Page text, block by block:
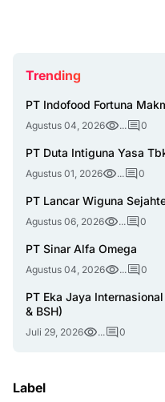
Trending
PT Indofood Fortuna
Agustus 04, 2026 ... 0
PT Duta Intiguna Yasa
Agustus 01, 2026 ... 0
PT Lancar Wiguna
Agustus 06, 2026 ... 0
PT Sinar Alfa Omega
Agustus 04, 2026 ... 0
PT Eka Jaya
& BSH)
Juli 29, 2026 ... 0
Label